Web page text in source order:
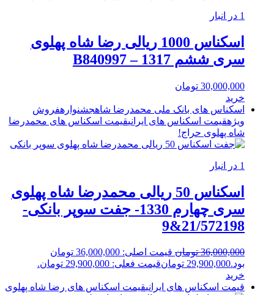
1 در انبار
اسکناس 1000 ریالی رضا شاه پهلوی
سری ششم 1317 – B840997
30,000,000 تومان
خرید
اسکناس های بانک ملی محمدرضا شاهجشنوارهفروش
ویژهقیمت اسکناس های ایرانیقیمت اسکناس های محمدرضا
شاه پهلوی حراج!
1 در انبار
اسکناس 50 ریالی محمدرضا شاه پهلوی
سری چهارم 1330- جفت سوپر بانکی-
21/572198&9
36,000,000 تومان
قیمت اصلی: 36,000,000 تومان
بود.29,900,000 تومانقیمت فعلی: 29,900,000 تومان.
خرید
قیمت اسکناس های ایرانیقیمت اسکناس های رضا شاه پهلوی